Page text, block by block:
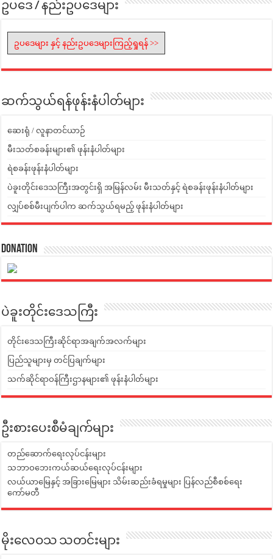
ဥပဒေ / နည်းဥပဒေများ
ဥပဒေများ နှင့် နည်းဥပဒေများကြည့်ရှုရန် >>
ဆက်သွယ်ရန်ဖုန်းနံပါတ်များ
ဆေးရုံ / လူနာတင်ယာဉ်
မီးသတ်စခန်းများ၏ ဖုန်းနံပါတ်များ
ရဲစခန်းဖုန်းနံပါတ်များ
ပဲခူးတိုင်းဒေသကြီးအတွင်းရှိ အမြန်လမ်း မီးသတ်နှင့် ရဲစခန်းဖုန်းနံပါတ်များ
လျှပ်စစ်မီးပျက်ပါက ဆက်သွယ်ရမည့် ဖုန်းနံပါတ်များ
Donation
ပဲခူးတိုင်းဒေသကြီး
တိုင်းဒေသကြီးဆိုင်ရာအချက်အလက်များ
ပြည်သူများမှ တင်ပြချက်များ
သက်ဆိုင်ရာဝန်ကြီးဌာနများ၏ ဖုန်းနံပါတ်များ
ဦးစားပေးစီမံချက်များ
တည်ဆောက်ရေးလုပ်ငန်းများ
သဘာဝဘေးကယ်ဆယ်ရေးလုပ်ငန်းများ
လယ်ယာမြေနှင့် အခြားမြေများ သိမ်းဆည်းခံရမှုများ ပြန်လည်စီစစ်ရေး
ကော်မတီ
မိုးလေဝသ သတင်းများ